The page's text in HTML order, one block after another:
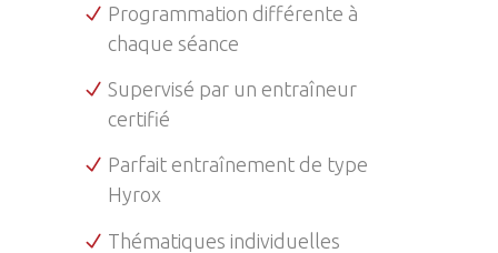
Programmation différente à
chaque séance
Supervisé par un entraîneur
certifié
Parfait entraînement de type
Hyrox
Thématiques individuelles